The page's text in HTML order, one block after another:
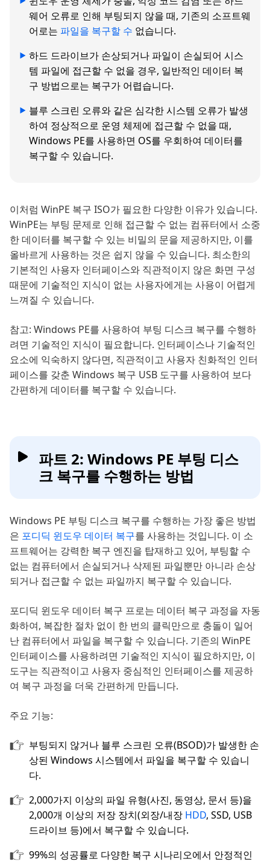
웨어 오류로 인해 부팅되지 않을 때, 기존의 소프트웨
어로는 파일을 복구할 수 없습니다.
하드 드라이브가 손상되거나 파일이 손실되어 시스
템 파일에 접근할 수 없을 경우, 일반적인 데이터 복
구 방법으로는 복구가 어렵습니다.
블루 스크린 오류와 같은 심각한 시스템 오류가 발생
하여 정상적으로 운영 체제에 접근할 수 없을 때,
Windows PE를 사용하면 OS를 우회하여 데이터를
복구할 수 있습니다.
이처럼 WinPE 복구 ISO가 필요한 다양한 이유가 있습니다.
WinPE는 부팅 문제로 인해 접근할 수 없는 컴퓨터에서 소중
한 데이터를 복구할 수 있는 비밀의 문을 제공하지만, 이를
올바르게 사용하는 것은 쉽지 않을 수 있습니다. 최소한의
기본적인 사용자 인터페이스와 직관적이지 않은 화면 구성
때문에 기술적인 지식이 없는 사용자에게는 사용이 어렵게
느껴질 수 있습니다.
참고: Windows PE를 사용하여 부팅 디스크 복구를 수행하
려면 기술적인 지식이 필요합니다. 인터페이스나 기술적인
요소에 익숙하지 않다면, 직관적이고 사용자 친화적인 인터
페이스를 갖춘 Windows 복구 USB 도구를 사용하여 보다
간편하게 데이터를 복구할 수 있습니다.
파트 2: Windows PE 부팅 디스
크 복구를 수행하는 방법
Windows PE 부팅 디스크 복구를 수행하는 가장 좋은 방법
은 포디딕 윈도우 데이터 복구를 사용하는 것입니다. 이 소
프트웨어는 강력한 복구 엔진을 탑재하고 있어, 부팅할 수
없는 컴퓨터에서 손실되거나 삭제된 파일뿐만 아니라 손상
되거나 접근할 수 없는 파일까지 복구할 수 있습니다.
포디딕 윈도우 데이터 복구 프로는 데이터 복구 과정을 자동
화하여, 복잡한 절차 없이 한 번의 클릭만으로 충돌이 일어
난 컴퓨터에서 파일을 복구할 수 있습니다. 기존의 WinPE
인터페이스를 사용하려면 기술적인 지식이 필요하지만, 이
도구는 직관적이고 사용자 중심적인 인터페이스를 제공하
여 복구 과정을 더욱 간편하게 만듭니다.
주요 기능:
부팅되지 않거나 블루 스크린 오류(BSOD)가 발생한 손
상된 Windows 시스템에서 파일을 복구할 수 있습니
다.
2,000가지 이상의 파일 유형(사진, 동영상, 문서 등)을
2,000개 이상의 저장 장치(외장/내장 HDD, SSD, USB
드라이브 등)에서 복구할 수 있습니다.
99%의 성공률로 다양한 복구 시나리오에서 안정적인